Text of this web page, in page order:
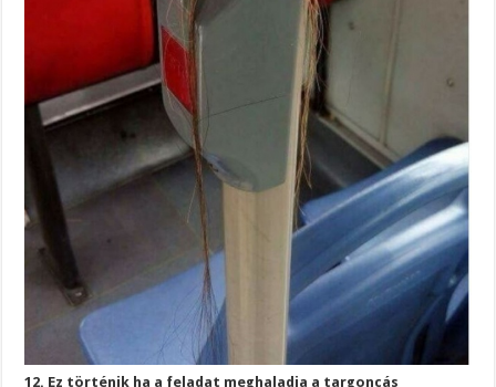
12. Ez történik ha a feladat meghaladja a targoncás